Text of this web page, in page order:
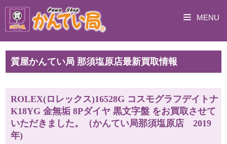
MENU
質屋かんてい局 那須塩原店最新買取情報
ROLEX(ロレックス)16528G コスモグラフデイトナ
K18YG 金無垢 8Pダイヤ 黒文字盤 をお買取させて
いただきました。（かんてい局那須塩原店 2019
年)